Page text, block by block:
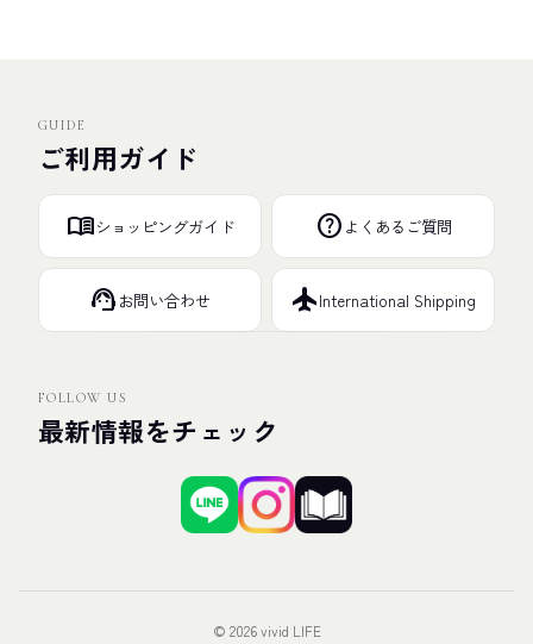
GUIDE
ご利用ガイド
menu_bookショッピングガイド help よくあるご質問
support_agent お問い合わせ flightInternational Shipping
FOLLOW US
最新情報をチェック
© 2026 vivid LIFE